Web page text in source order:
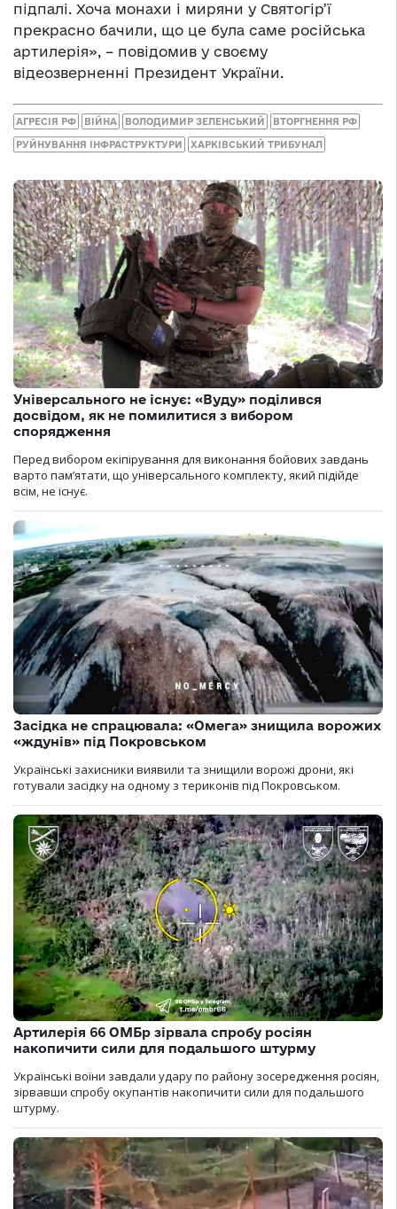
підпалі. Хоча монахи і миряни у Святогір’ї
прекрасно бачили, що це була саме російська
артилерія», – повідомив у своєму
відеозверненні Президент України.
АГРЕСІЯ РФ ВІЙНА ВОЛОДИМИР ЗЕЛЕНСЬКИЙ ВТОРГНЕННЯ РФ
РУЙНУВАННЯ ІНФРАСТРУКТУРИ ХАРКІВСЬКИЙ ТРИБУНАЛ
Універсального не існує: «Вуду» поділився
досвідом, як не помилитися з вибором
спорядження
Перед вибором екіпірування для виконання бойових завдань
варто пам’ятати, що універсального комплекту, який підійде
всім, не існує.
Засідка не спрацювала: «Омега» знищила ворожих
«ждунів» під Покровськом
Українські захисники виявили та знищили ворожі дрони, які
готували засідку на одному з териконів під Покровськом.
Артилерія 66 ОМБр зірвала спробу росіян
накопичити сили для подальшого штурму
Українські воїни завдали удару по району зосередження росіян,
зірвавши спробу окупантів накопичити сили для подальшого
штурму.